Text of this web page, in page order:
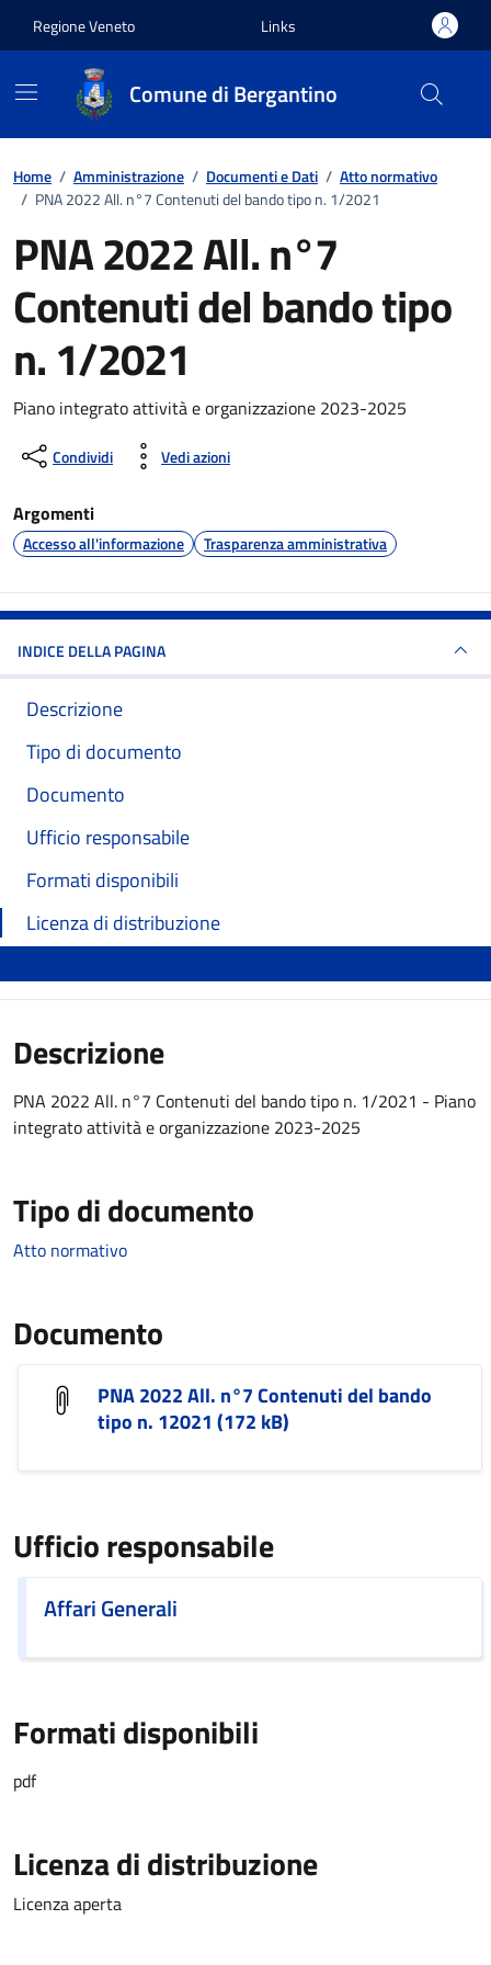
Regione Veneto Links
Comune di Bergantino
Home / Amministrazione / Documenti e Dati / Atto normativo
/ PNA 2022 All. n°7 Contenuti del bando tipo n. 1/2021
PNA 2022 All. n°7
Contenuti del bando tipo
n. 1/2021
Piano integrato attività e organizzazione 2023-2025
Condividi Vedi azioni
Argomenti
Accesso all'informazione Trasparenza amministrativa
INDICE DELLA PAGINA
Descrizione
Tipo di documento
Documento
Ufficio responsabile
Formati disponibili
Licenza di distribuzione
Descrizione
PNA 2022 All. n°7 Contenuti del bando tipo n. 1/2021 - Piano
integrato attività e organizzazione 2023-2025
Tipo di documento
Atto normativo
Documento
PNA 2022 All. n°7 Contenuti del bando
tipo n. 12021 (172 kB)
Ufficio responsabile
Affari Generali
Formati disponibili
pdf
Licenza di distribuzione
Licenza aperta